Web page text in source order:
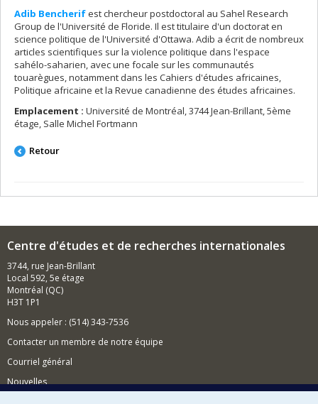
Adib Bencherifest chercheur postdoctoral au Sahel Research
Group de l'Université de Floride. Il est titulaire d'un doctorat en
science politique de l'Université d'Ottawa. Adib a écrit de nombreux
articles scientifiques sur la violence politique dans l'espace
sahélo-saharien, avec une focale sur les communautés
touarègues, notamment dans les Cahiers d'études africaines,
Politique africaine et la Revue canadienne des études africaines.
Emplacement : Université de Montréal, 3744 Jean-Brillant, 5ème
étage, Salle Michel Fortmann
Retour
Centre d'études et de recherches internationales
3744, rue Jean-Brillant
Local 592, 5e étage
Montréal (QC)
H3T 1P1
Nous appeler : (514) 343-7536
Contacter un membre de notre équipe
Courriel général
Nouvelles